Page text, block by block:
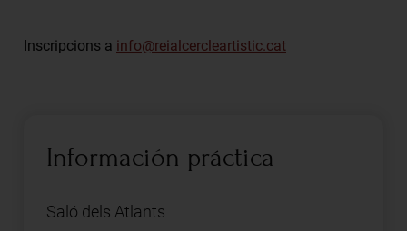
Inscripcions a info@reialcercleartistic.cat
Información práctica
Saló dels Atlants